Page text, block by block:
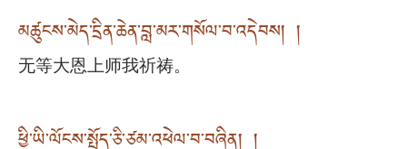
མཚུངས་མེད་དྲིན་ཆེན་བླ་མར་གསོལ་བ་འདེབས། །
无等大恩上师我祈祷。